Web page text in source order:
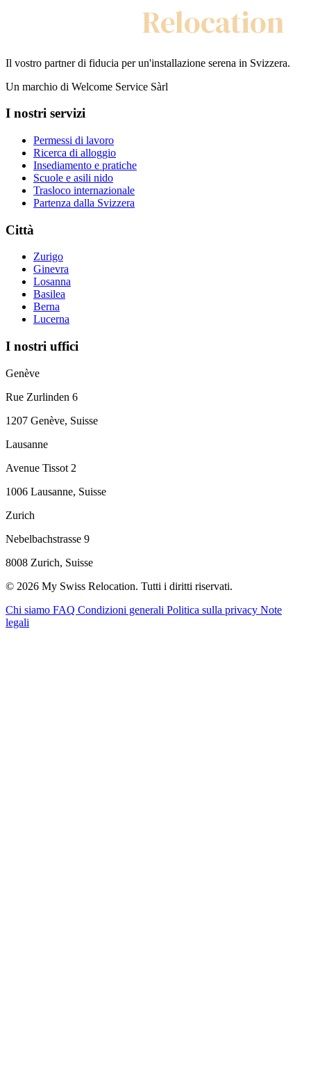
Relocation
Il vostro partner di fiducia per un'installazione serena in Svizzera.
Un marchio di Welcome Service Sàrl
I nostri servizi
Permessi di lavoro
Ricerca di alloggio
Insediamento e pratiche
Scuole e asili nido
Trasloco internazionale
Partenza dalla Svizzera
Città
Zurigo
Ginevra
Losanna
Basilea
Berna
Lucerna
I nostri uffici
Genève
Rue Zurlinden 6
1207 Genève, Suisse
Lausanne
Avenue Tissot 2
1006 Lausanne, Suisse
Zurich
Nebelbachstrasse 9
8008 Zurich, Suisse
© 2026 My Swiss Relocation. Tutti i diritti riservati.
Chi siamo FAQ Condizioni generali Politica sulla privacy Note
legali